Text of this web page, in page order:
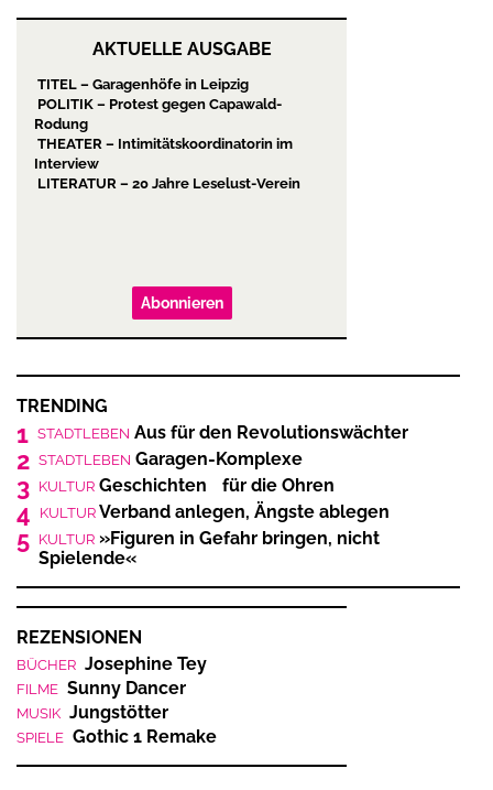
AKTUELLE AUSGABE
TITEL – Garagenhöfe in Leipzig
POLITIK – Protest gegen Capawald-
Rodung
THEATER – Intimitätskoordinatorin im
Interview
LITERATUR – 20 Jahre Leselust-Verein
Abonnieren
TRENDING
1 STADTLEBEN Aus für den Revolutionswächter
2 STADTLEBEN Garagen-Komplexe
3 KULTUR Geschichten für die Ohren
4 KULTUR Verband anlegen, Ängste ablegen
5 KULTUR »Figuren in Gefahr bringen, nicht
Spielende«
REZENSIONEN
BÜCHER Josephine Tey
FILME Sunny Dancer
MUSIK Jungstötter
SPIELE Gothic 1 Remake